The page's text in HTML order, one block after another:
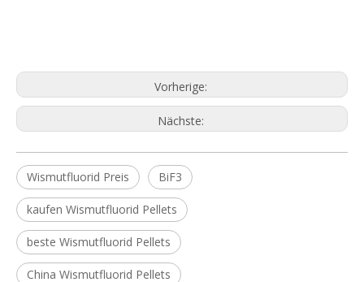
Vorherige:
Nächste:
Wismutfluorid Preis BiF3
kaufen Wismutfluorid Pellets
beste Wismutfluorid Pellets
China Wismutfluorid Pellets